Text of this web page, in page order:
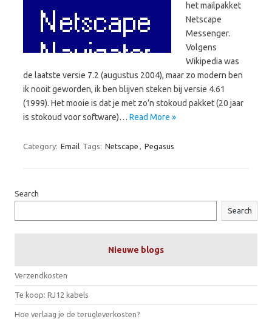
het mailpakket
Netscape
Messenger.
Volgens
Wikipedia was
de laatste versie 7.2 (augustus 2004), maar zo modern ben
ik nooit geworden, ik ben blijven steken bij versie 4.61
(1999). Het mooie is dat je met zo’n stokoud pakket (20 jaar
is stokoud voor software)… Read More »
Category: Email Tags: Netscape , Pegasus
Search
Search
Nieuwe blogs
Verzendkosten
Te koop: RJ12 kabels
Hoe verlaag je de terugleverkosten?